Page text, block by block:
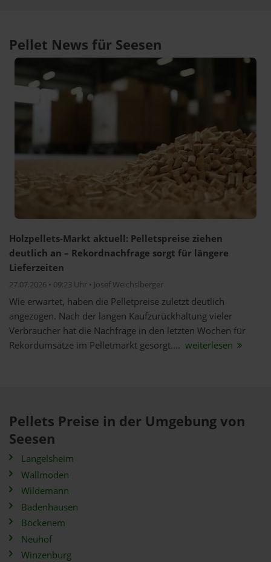
Pellet News für Seesen
Holzpellets-Markt aktuell: Pelletspreise ziehen
deutlich an – Rekordnachfrage sorgt für längere
Lieferzeiten
27.07.2026 • 09:23 Uhr • Josef Weichslberger
Wie erwartet, haben die Pelletpreise zuletzt deutlich
angezogen. Nach der langen Kaufzurückhaltung vieler
Verbraucher hat die Nachfrage in den letzten Wochen für
Rekordumsätze im Pelletmarkt gesorgt.... weiterlesen
Pellets Preise in der Umgebung von
Seesen
Langelsheim
Wallmoden
Wildemann
Badenhausen
Bockenem
Neuhof
Winzenburg